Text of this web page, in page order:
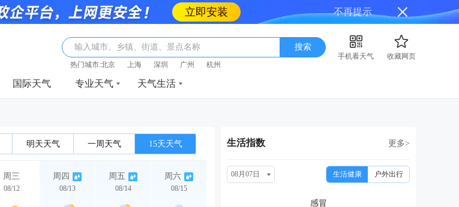
立即安装 不再提示
输入城市、乡镇、街道、景点名称 搜索
手机看天气
收藏网页
热门城市:北京 上海 深圳 广州 杭州
国际天气 专业天气 天气生活
明天天气 一周天气 15天天气
周三
08/12
周四
08/13
周五
08/14
周六
08/15
周日 周二 周三
生活指数 更多>
08月07日 生活健康 户外出行